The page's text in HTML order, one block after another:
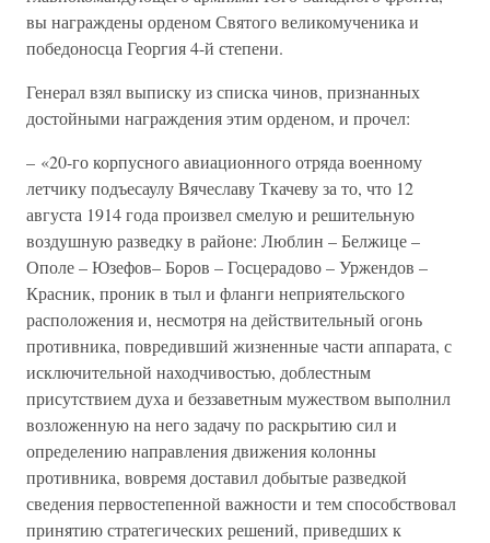
вы награждены орденом Святого великомученика и
победоносца Георгия 4-й степени.
Генерал взял выписку из списка чинов, признанных
достойными награждения этим орденом, и прочел:
– «20-го корпусного авиационного отряда военному
летчику подъесаулу Вячеславу Ткачеву за то, что 12
августа 1914 года произвел смелую и решительную
воздушную разведку в районе: Люблин – Белжице –
Ополе – Юзефов– Боров – Госцерадово – Уржендов –
Красник, проник в тыл и фланги неприятельского
расположения и, несмотря на действительный огонь
противника, повредивший жизненные части аппарата, с
исключительной находчивостью, доблестным
присутствием духа и беззаветным мужеством выполнил
возложенную на него задачу по раскрытию сил и
определению направления движения колонны
противника, вовремя доставил добытые разведкой
сведения первостепенной важности и тем способствовал
принятию стратегических решений, приведших к